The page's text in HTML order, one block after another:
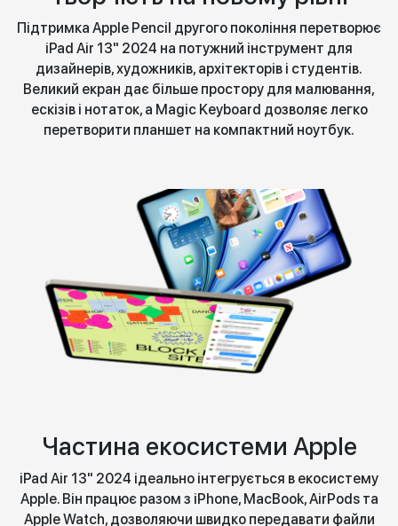
Підтримка Apple Pencil другого покоління перетворює
iPad Air 13" 2024 на потужний інструмент для
дизайнерів, художників, архітекторів і студентів.
Великий екран дає більше простору для малювання,
ескізів і нотаток, а Magic Keyboard дозволяє легко
перетворити планшет на компактний ноутбук.
Частина екосистеми Apple
iPad Air 13" 2024 ідеально інтегрується в екосистему
Apple. Він працює разом з iPhone, MacBook, AirPods та
Apple Watch, дозволяючи швидко передавати файли